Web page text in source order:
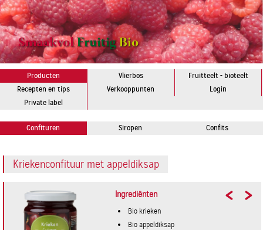
Producten Vlierbos
Fruitteelt - bioteelt
Recepten en tips
Verkooppunten
Login
Private label
Confituren Siropen Confits
Kriekenconfituur met appeldiksap
Ingrediënten
Bio krieken
Bio appeldiksap